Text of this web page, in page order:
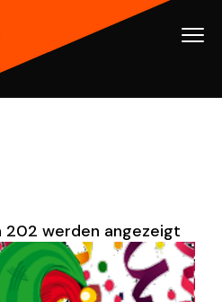
202 werden angezeigt